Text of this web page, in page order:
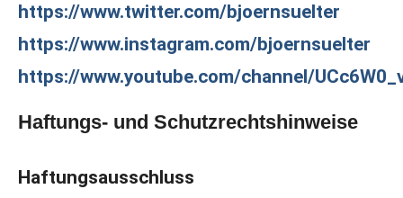
https://www.twitter.com/bjoernsuelter
https://www.instagram.com/bjoernsuelter
https://www.youtube.com/channel/
Haftungs- und Schutzrechtshinweise
Haftungsausschluss